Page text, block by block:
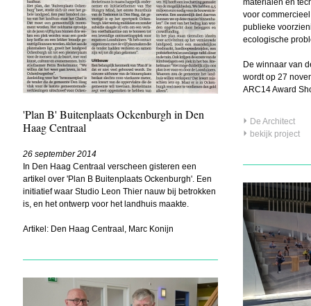
'Plan B' Buitenplaats Ockenburgh in Den
Haag Centraal
26 september 2014
In Den Haag Centraal verscheen gisteren een
artikel over 'Plan B Buitenplaats Ockenburgh'. Een
initiatief waar Studio Leon Thier nauw bij betrokken
is, en het ontwerp voor het landhuis maakte.
Artikel: Den Haag Centraal, Marc Konijn
materialen en
voor
publieke
ecologische
De winnaar van
wordt op 27
ARC14 Award
De Architect
bekijk project